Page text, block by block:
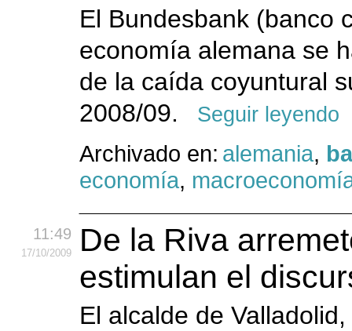
El Bundesbank (banco
economía alemana se
de la caída coyuntural
2008/09.
Seguir leyendo
Archivado en: alemania,
economía,
11:49
17/10/2009
De la Riva
estimulan el
El alcalde de